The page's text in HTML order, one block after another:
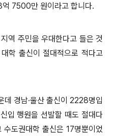
7500만 원이라고 합니다.
역 주민을 우대한다고 들은 것
학 출신이 절대적으로 적다고
경남·울산 출신이 2228명입
입 행원을 선발할 때도 절대다
도권대학 출신은 17명뿐이었